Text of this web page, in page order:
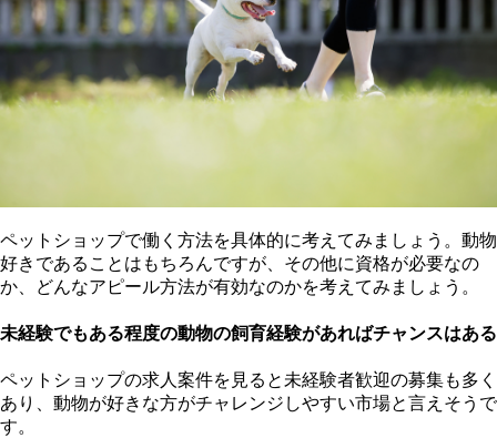
ペットショップで働く方法を具体的に考えてみましょう。動物
好きであることはもちろんですが、その他に資格が必要なの
か、どんなアピール方法が有効なのかを考えてみましょう。
未経験でもある程度の動物の飼育経験があればチャンスはある
ペットショップの求人案件を見ると未経験者歓迎の募集も多く
あり、動物が好きな方がチャレンジしやすい市場と言えそうで
す。